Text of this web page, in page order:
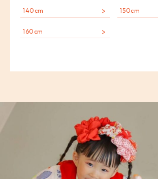
140cm 150cm
160cm